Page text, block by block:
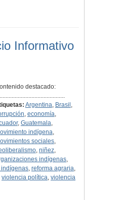
Informativo
destacado:
Argentina, Brasil ,
, economía,
, Guatemala,
indígena,
sociales,
, niñez,
indígenas,
, reforma agraria,
violencia política, violencia